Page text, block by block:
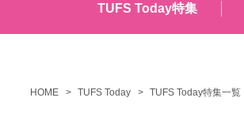
TUFS Today特集
HOME TUFS Today TUFS Today特集一覧